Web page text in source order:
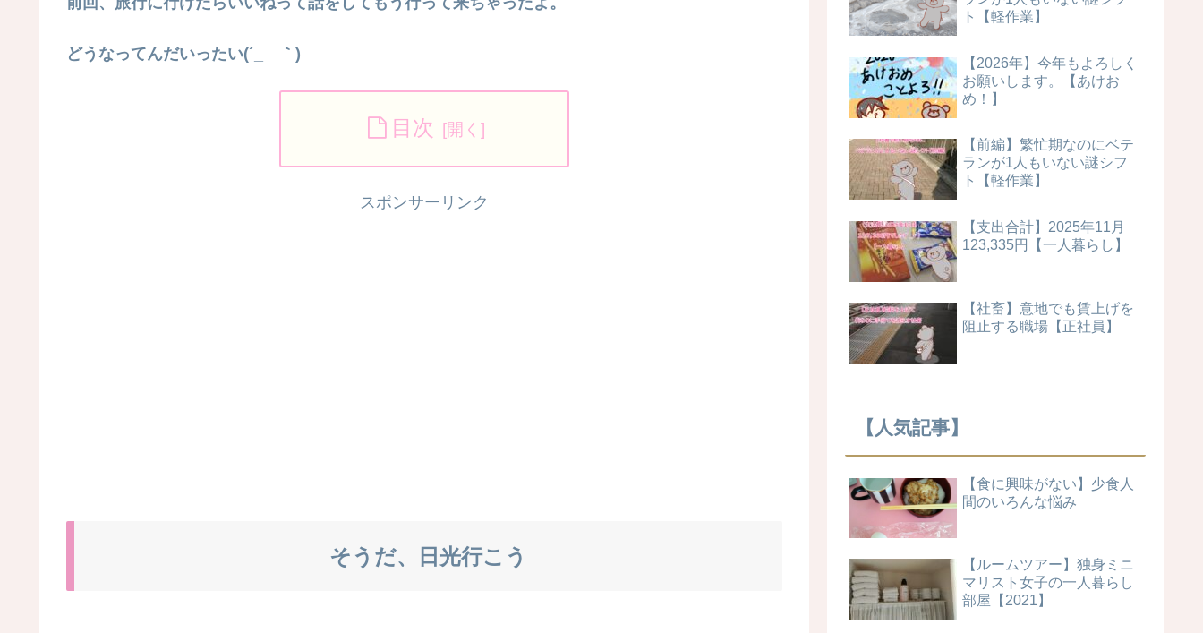
どうなってんだいったい(´_ゝ｀)
目次
スポンサーリンク
そうだ、日光行こう
ト【軽作業】
【2026年】今年もよろしく
お願いします。【あけお
め！】
【前編】繁忙期なのにベテ
ランが1人もいない謎シフ
ト【軽作業】
【支出合計】2025年11月
123,335円【一人暮らし】
【社畜】意地でも賃上げを
阻止する職場【正社員】
【人気記事】
【食に興味がない】少食人
間のいろんな悩み
【ルームツアー】独身ミニ
マリスト女子の一人暮らし
部屋【2021】